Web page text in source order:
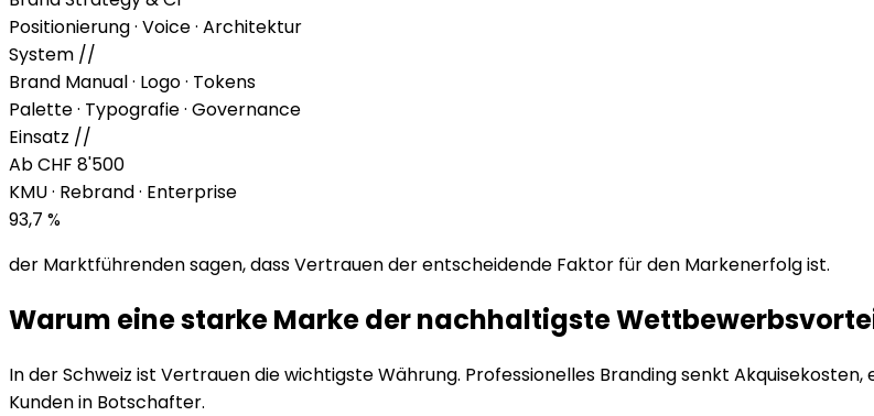
Positionierung · Voice · Architektur
System //
Brand Manual · Logo · Tokens
Palette · Typografie · Governance
Einsatz //
Ab CHF 8'500
KMU · Rebrand · Enterprise
93,7 %
der Marktführenden sagen, dass Vertrauen der entscheidende Faktor für den Markenerfolg ist.
Warum eine starke Marke der nachhaltigste
In der Schweiz ist Vertrauen die wichtigste Währung. Professionelles Branding senkt
Kunden in Botschafter.